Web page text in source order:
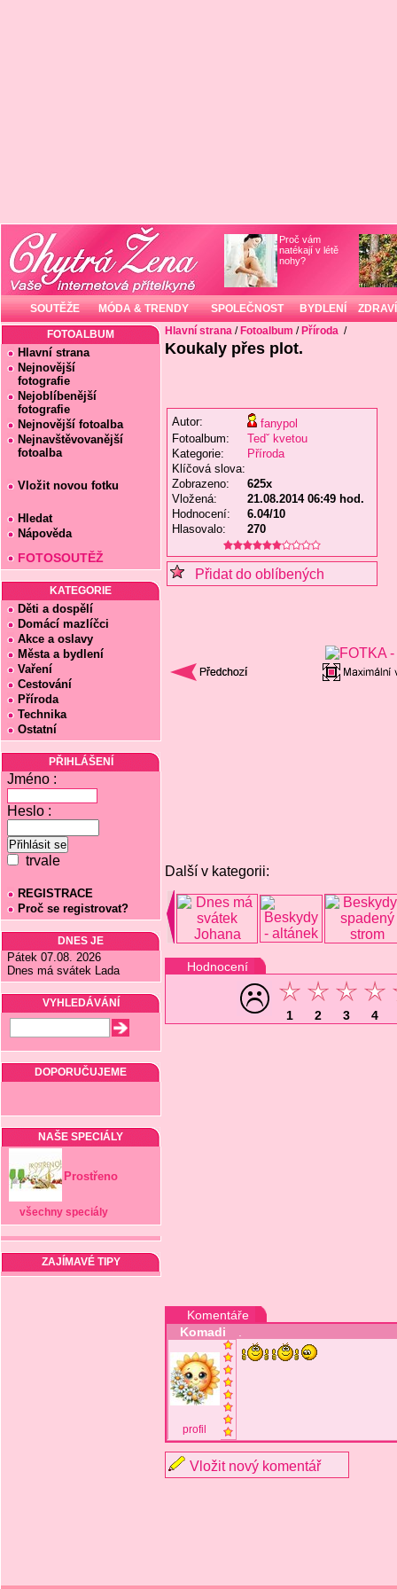
Proč vám
natékají v létě
nohy?
SOUTĚŽE MÓDA & TRENDY SPOLEČNOST BYDLENÍ ZDRAVÍ
FOTOALBUM
Hlavní strana
Nejnovější
fotografie
Nejoblíbenější
fotografie
Nejnovější fotoalba
Nejnavštěvovanější
fotoalba
Vložit novou fotku
Hledat
Nápověda
FOTOSOUTĚŽ
KATEGORIE
Děti a dospělí
Domácí mazlíčci
Akce a oslavy
Města a bydlení
Vaření
Cestování
Příroda
Technika
Ostatní
PŘIHLÁŠENÍ
Jméno :
Heslo :
trvale
REGISTRACE
Proč se registrovat?
DNES JE
Pátek 07.08. 2026
Dnes má svátek Lada
VYHLEDÁVÁNÍ
DOPORUČUJEME
NAŠE SPECIÁLY
Prostřeno
všechny speciály
ZAJÍMAVÉ TIPY
Hlavní strana / Fotoalbum / Příroda /
Koukaly přes plot.
Autor:
fanypol
Fotoalbum:
Tedˇ kvetou
Kategorie:
Příroda
Klíčová slova:
Zobrazeno:
625x
Vložená:
21.08.2014 06:49 hod.
Hodnocení:
6.04/10
Hlasovalo:
270
Přidat do oblíbených
Další v kategorii:
Hodnocení
1 2 3 4
Komentáře
Komadi
profil
Vložit nový komentář